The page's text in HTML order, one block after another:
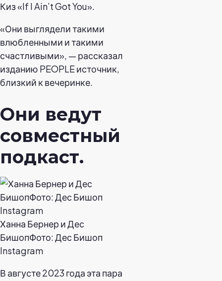
Киз «If I Ain’t Got You».
«Они выглядели такими
влюбленными и такими
счастливыми», — рассказал
изданию PEOPLE источник,
близкий к вечеринке.
Они ведут
совместный
подкаст.
Ханна Бернер и Дес
БишопФото: Дес Бишоп
Instagram
В августе 2023 года эта пара